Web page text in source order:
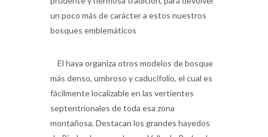
bosques emblemáticos
fácilmente localizable en las vertientes
septentrionales de toda esa zona
montañosa. Destacan los grandes hayedos
de Piedrasluengas, Lores, Valle de Redondo,
San Salvador de Cantamuda, Tosande,